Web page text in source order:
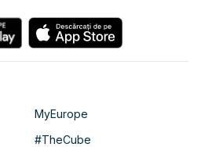
MyEurope
#TheCube